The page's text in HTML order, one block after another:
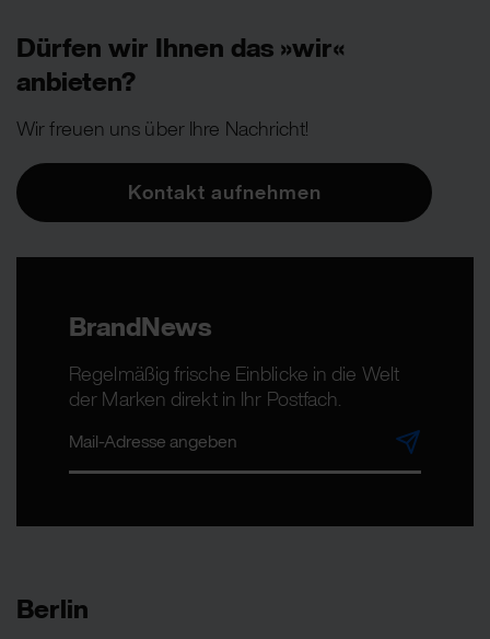
Dürfen wir Ihnen das »wir«
anbieten?
Wir freuen uns über Ihre Nachricht!
Kontakt aufnehmen
BrandNews
Regelmäßig frische Einblicke in die Welt
der Marken direkt in Ihr Postfach.
Berlin